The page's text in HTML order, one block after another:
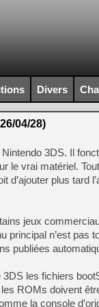
Divers
04/28)
3DS. Il
le vrai matériel.
d’ajouter plus tard
jeux
principal n’est pas
publiées
les fichiers
ROMs doivent
la console